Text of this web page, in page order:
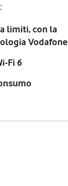
limiti, con la
Vodafone
Fi 6